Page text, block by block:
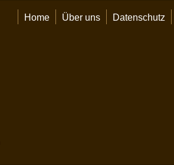
Home Über uns Datenschutz